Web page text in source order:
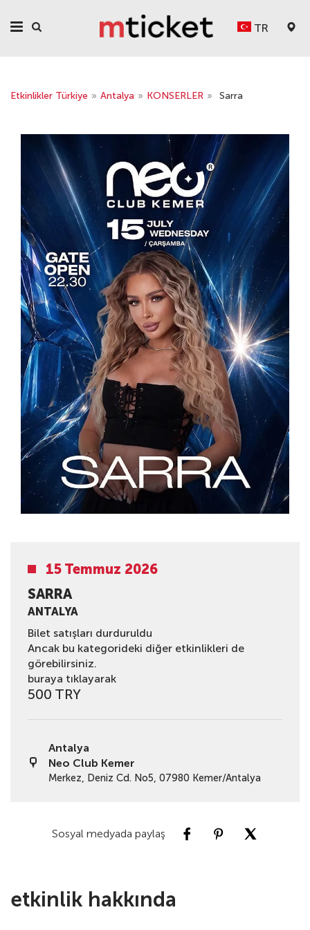
TR
Etkinlikler Türkiye » Antalya » KONSERLER » Sarra
15 Temmuz 2026
SARRA
ANTALYA
Bilet satışları durduruldu
Ancak bu kategorideki diğer etkinlikleri de
görebilirsiniz.
buraya tıklayarak
500 TRY
Antalya
Neo Club Kemer
Merkez, Deniz Cd. No5, 07980 Kemer/Antalya
Sosyal medyada paylaş
etkinlik hakkında